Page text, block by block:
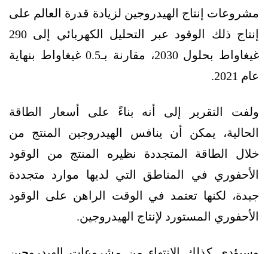
مشروعات إنتاج الهيدروجين لزيادة قدرة العالم على
إنتاج ذلك الوقود عبر التحليل الكهربائي إلى 290
غيغاواط بحلول 2030، مقارنة بـ0.5 غيغاواط بنهاية
عام 2021.
ولفت التقرير إلى أنه بناءً على أسعار الطاقة
الحالية، يمكن أن ينافس الهيدروجين المنتج من
خلال الطاقة المتجددة نظيره المنتج من الوقود
الأحفوري في المناطق التي لديها موارد متجددة
جيدة، لكنها تعتمد في الوقت الراهن على الوقود
الأحفوري المستورد لإنتاج الهيدروجين.